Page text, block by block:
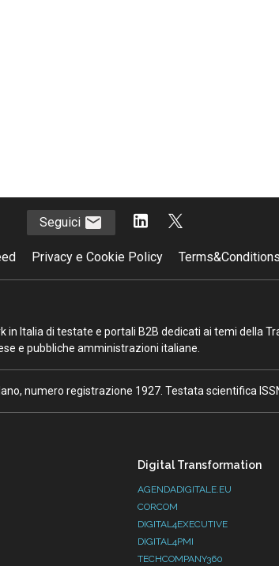
Seguici
Privacy e Cookie Policy
in Italia di testate e portali B2B dedicati ai temi della
e pubbliche amministrazioni italiane.
numero registrazione 1927. Testata scientifica
Digital Transformation
AGENDADIGITALE.EU
CORCOM
DIGITAL4EXECUTIVE
DIGITAL4PMI
TECHCOMPANY360